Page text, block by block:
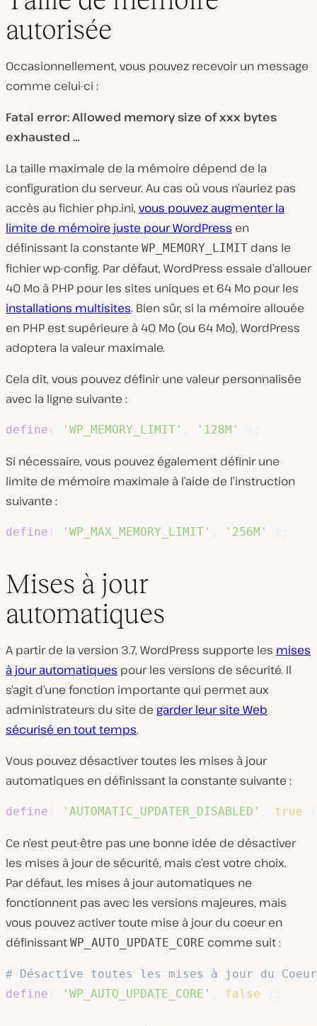
autorisée
Occasionnellement, vous pouvez recevoir un message
comme celui-ci :
Fatal error: Allowed memory size of xxx bytes
exhausted …
La taille maximale de la mémoire dépend de la
configuration du serveur. Au cas où vous n’auriez pas
accès au fichier php.ini, vous pouvez augmenter la
limite de mémoire juste pour WordPress en
définissant la constante WP_MEMORY_LIMIT dans le
fichier wp-config. Par défaut, WordPress essaie d’allouer
40 Mo à PHP pour les sites uniques et 64 Mo pour les
installations multisites. Bien sûr, si la mémoire allouée
en PHP est supérieure à 40 Mo (ou 64 Mo), WordPress
adoptera la valeur maximale.
Cela dit, vous pouvez définir une valeur personnalisée
avec la ligne suivante :
define 'WP_MEMORY_LIMIT' '128M'
Si nécessaire, vous pouvez également définir une
limite de mémoire maximale à l’aide de l’instruction
suivante :
define 'WP_MAX_MEMORY_LIMIT' '256M'
Mises à jour
automatiques
A partir de la version 3.7, WordPress supporte les mises
à jour automatiques pour les versions de sécurité. Il
s’agit d’une fonction importante qui permet aux
administrateurs du site de garder leur site Web
sécurisé en tout temps.
Vous pouvez désactiver toutes les mises à jour
automatiques en définissant la constante suivante :
define 'AUTOMATIC_UPDATER_DISABLED' true
Ce n’est peut-être pas une bonne idée de désactiver
les mises à jour de sécurité, mais c’est votre choix.
Par défaut, les mises à jour automatiques ne
fonctionnent pas avec les versions majeures, mais
vous pouvez activer toute mise à jour du coeur en
définissant WP_AUTO_UPDATE_CORE comme suit :
# Désactive toutes les mises à jour du
define
'WP_AUTO_UPDATE_CORE' false